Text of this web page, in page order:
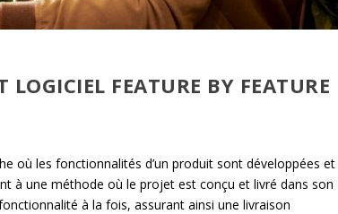
LOGICIEL FEATURE BY FEATURE
où les fonctionnalités d’un produit sont développées et
à une méthode où le projet est conçu et livré dans son
à la fois, assurant ainsi une livraison